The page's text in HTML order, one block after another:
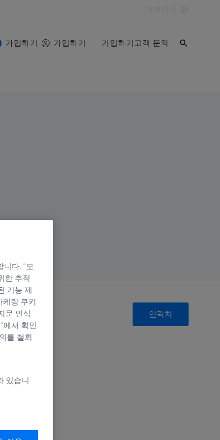
가입하기 가입하기 가입하기고객 문의
연락처
다. “모
한 추적
기능 제
케팅 쿠키
문 인식
에서 확인
를 철회
있습니